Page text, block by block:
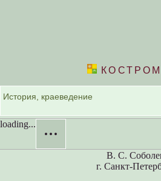
loading...
···
В. С.
г. Санкт-